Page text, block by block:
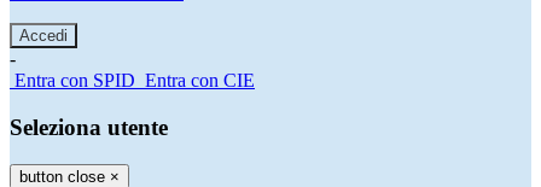
-
Entra con SPID Entra con CIE
Seleziona utente
button close ×